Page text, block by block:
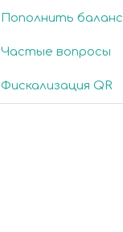
Пополнить баланс
Частые вопросы
Фискализация QR